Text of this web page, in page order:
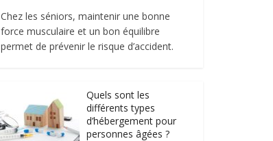
Chez les séniors, maintenir une bonne
force musculaire et un bon équilibre
permet de prévenir le risque d’accident.
Quels sont les
différents types
d’hébergement pour
personnes âgées ?